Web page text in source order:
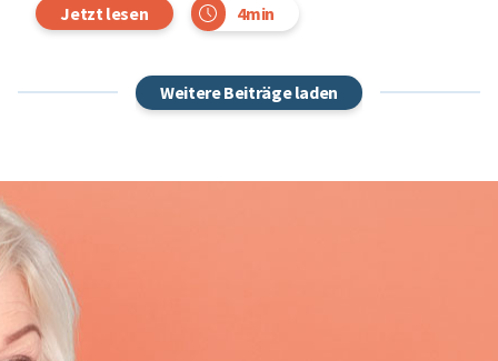
Jetzt lesen 4min
Weitere Beiträge laden